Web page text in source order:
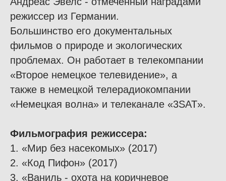
режиссер из Германии.
Большинство его документальных
фильмов о природе и экологических
проблемах. Он работает в телекомпании
«Второе немецкое телевидение», а
также в немецкой телерадиокомпании
«Немецкая волна» и телеканале «3SAT».
Фильмография режиссера:
1. «Мир без насекомых» (2017)
2. «Код Пифон» (2017)
3. «Ваниль - охота на коричневое